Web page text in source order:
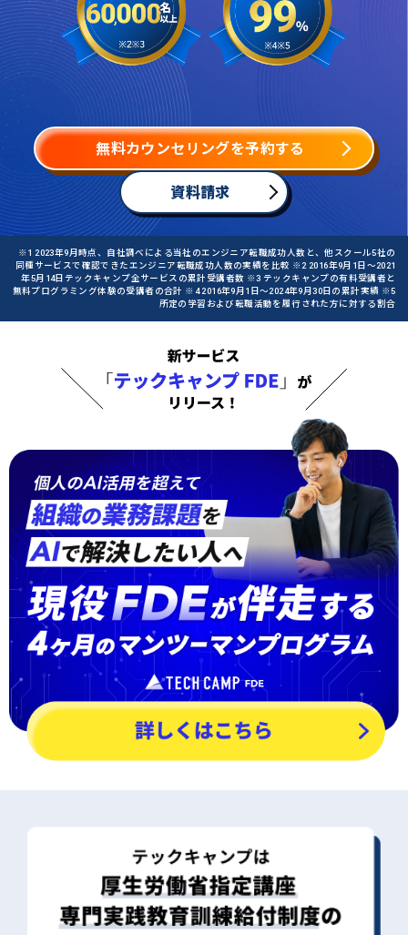
無料カウンセリングを予約する
資料請求
※1 2023年9月時点、自社調べによる当社のエンジニア転職成功人数と、他スクール5社の
同種サービスで確認できたエンジニア転職成功人数の実績を比較 ※2 2016年9月1日〜2021
年5月14日テックキャンプ全サービスの累計受講者数 ※3 テックキャンプの有料受講者と
無料プログラミング体験の受講者の合計 ※4 2016年9月1日〜2024年9月30日の累計実績 ※5
所定の学習および転職活動を履行された方に対する割合